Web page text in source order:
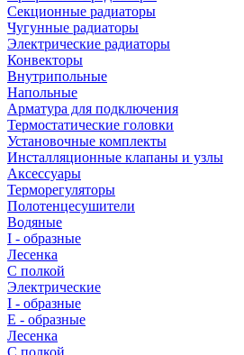
Секционные радиаторы
Чугунные радиаторы
Электрические радиаторы
Конвекторы
Внутрипольные
Напольные
Арматура для подключения
Термостатические головки
Установочные комплекты
Инсталляционные клапаны и узлы
Аксессуары
Терморегуляторы
Полотенцесушители
Водяные
I - образные
Лесенка
С полкой
Электрические
I - образные
E - образные
Лесенка
С полкой